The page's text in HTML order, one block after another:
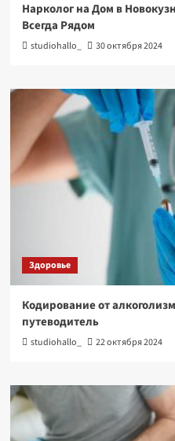
Нарколог на Дом в
Всегда Рядом
studiohallo_ 30 октября 2024
Здоровье
Кодирование от
путеводитель
studiohallo_ 22 октября 2024